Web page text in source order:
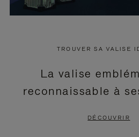
TROUVER SA VALISE
La valise
reconnaissable à
DÉCOUVRIR